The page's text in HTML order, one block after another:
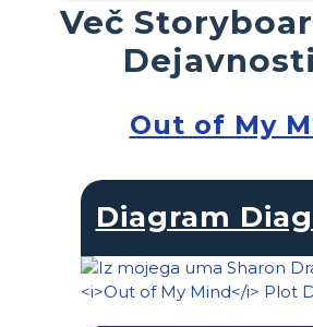
Več
Out of My
Diagram